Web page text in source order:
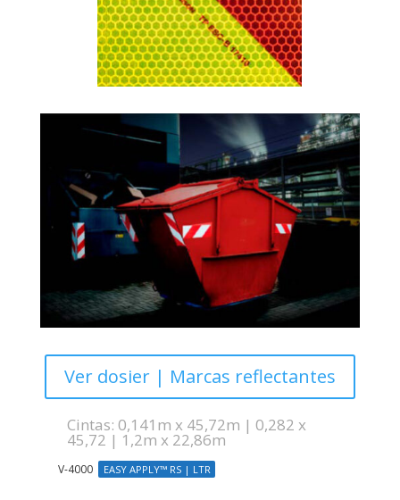
Ver dosier | Marcas reflectantes
Cintas: 0,141m x 45,72m | 0,282 x
45,72 | 1,2m x 22,86m
V-4000 EASY APPLY™ RS | LTR